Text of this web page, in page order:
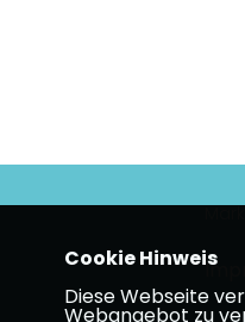
Cookie Hinweis
Diese Webseite
Webangebot zu